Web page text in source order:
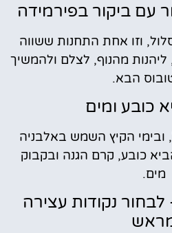
וזו אחת התחנות ששווה
מהנוף, לצלם ולהמשיך
הבא.
ובימי הקיץ השמש באלבניה
כובע, קרם הגנה ובקבוק
מים.
נקודות עצירה